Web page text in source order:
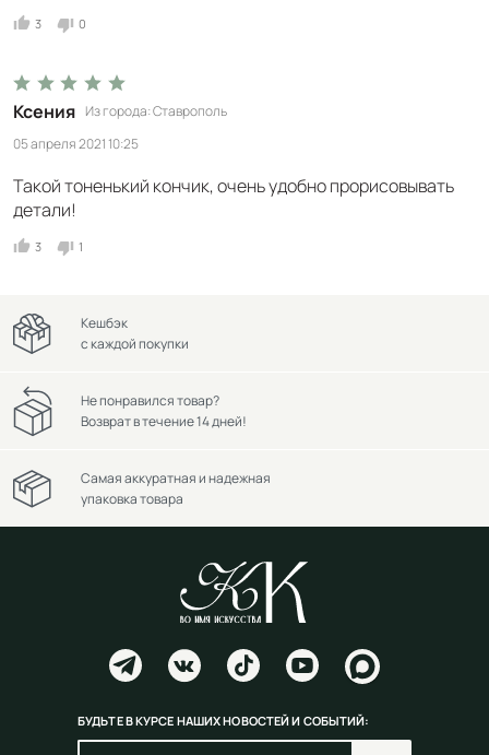
3 0
Ксения Из города Ставрополь
05 апреля 2021 10:25
Такой тоненький кончик, очень удобно прорисовывать
детали!
3 1
Кешбэк
с каждой покупки
Не понравился товар?
Возврат в течение 14 дней!
Самая аккуратная и надежная
упаковка товара
БУДЬТЕ В КУРСЕ НАШИХ НОВОСТЕЙ И СОБЫТИЙ: